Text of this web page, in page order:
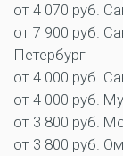
от 4 070 руб.
от 7 900 руб.
Петербург
от 4 000 руб.
от 4 000 руб.
от 3 800 руб.
от 3 800 руб.